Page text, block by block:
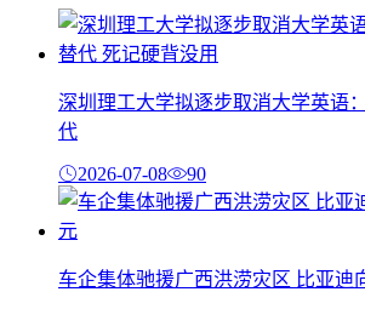
深圳理工大学拟逐步取消大学英语
代
2026-07-08 90
车企集体驰援广西洪涝灾区 比亚迪